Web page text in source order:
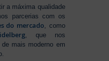
a máxima qualidade
parcerias com os
do mercado , como
, que nos
mais moderno em